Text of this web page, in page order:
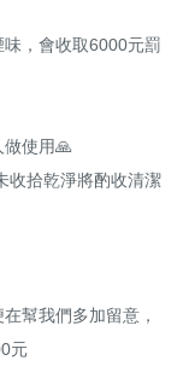
，會收取6000元罰
使用🙏
收拾乾淨將酌收清潔
幫我們多加留意，
元